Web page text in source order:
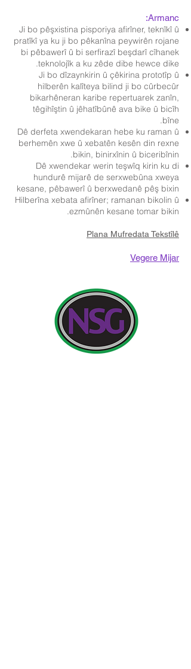
Armanc:
Ji bo pêşxistina pisporiya afirîner, teknîkî û
pratîkî ya ku ji bo pêkanîna peywirên rojane
bi pêbawerî û bi serfirazî beşdarî cîhanek
teknolojîk a ku zêde dibe hewce dike.
Ji bo dîzaynkirin û çêkirina prototîp û
hilberên kalîteya bilind ji bo cûrbecûr
bikarhêneran karibe repertuarek zanîn,
têgihîştin û jêhatîbûnê ava bike û bicîh
bîne.
Dê derfeta xwendekaran hebe ku raman û
berhemên xwe û xebatên kesên din rexne
bikin, binirxînin û biceribînin.
Dê xwendekar werin teşwîq kirin ku di
hundurê mijarê de serxwebûna xweya
kesane, pêbawerî û berxwedanê pêş bixin
Hilberîna xebata afirîner; ramanan bikolin û
ezmûnên kesane tomar bikin.
Plana Mufredata Tekstîlê
Vegere Mijar